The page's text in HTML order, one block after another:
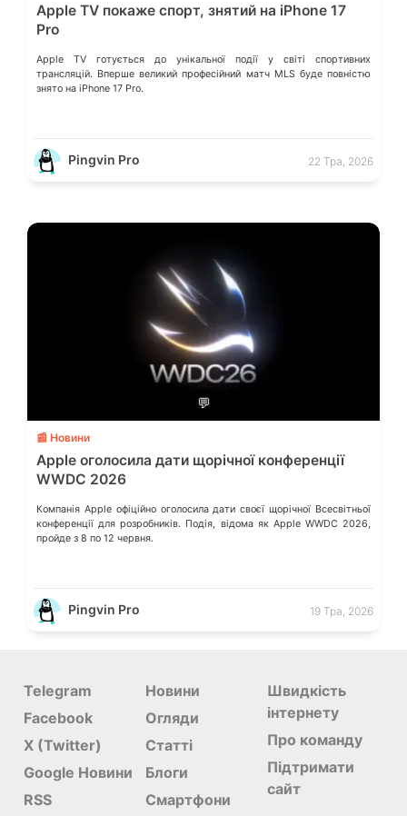
Apple TV покаже спорт, знятий на iPhone 17
Pro
Apple TV готується до унікальної події у світі спортивних
трансляцій. Вперше великий професійний матч MLS буде повністю
знято на iPhone 17 Pro.
Pingvin Pro 22 Тра, 2026
💬
📰 Новини
Apple оголосила дати щорічної конференції
WWDC 2026
Компанія Apple офіційно оголосила дати своєї щорічної Всесвітньої
конференції для розробників. Подія, відома як Apple WWDC 2026,
пройде з 8 по 12 червня.
Pingvin Pro 19 Тра, 2026
Telegram
Facebook
X (Twitter)
Google Новини
RSS
Новини
Огляди
Статті
Блоги
Смартфони
Швидкість
інтернету
Про команду
Підтримати
сайт